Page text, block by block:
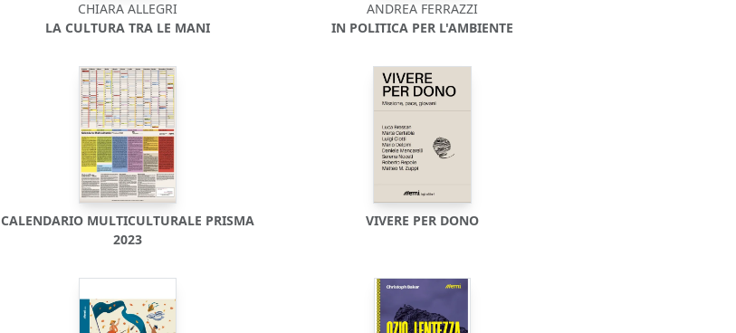
CHIARA ALLEGRI
LA CULTURA TRA LE MANI
ANDREA FERRAZZI
IN POLITICA PER L'AMBIENTE
CALENDARIO MULTICULTURALE PRISMA
2023
VIVERE PER DONO